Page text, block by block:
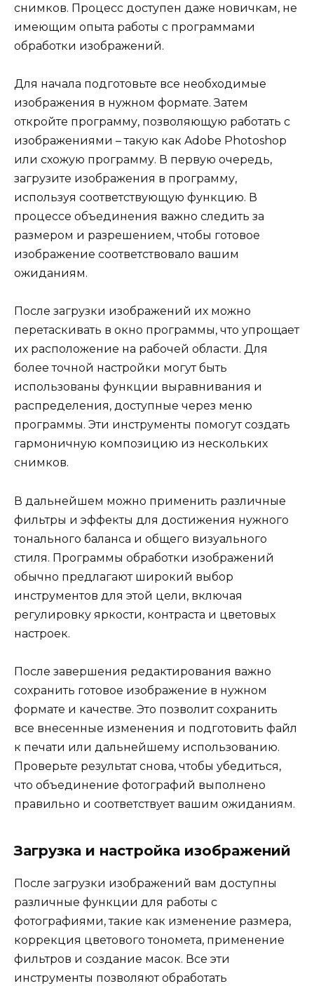
снимков. Процесс доступен даже новичкам, не
имеющим опыта работы с программами
обработки изображений.
Для начала подготовьте все необходимые
изображения в нужном формате. Затем
откройте программу, позволяющую работать с
изображениями – такую как Adobe Photoshop
или схожую программу. В первую очередь,
загрузите изображения в программу,
используя соответствующую функцию. В
процессе объединения важно следить за
размером и разрешением, чтобы готовое
изображение соответствовало вашим
ожиданиям.
После загрузки изображений их можно
перетаскивать в окно программы, что упрощает
их расположение на рабочей области. Для
более точной настройки могут быть
использованы функции выравнивания и
распределения, доступные через меню
программы. Эти инструменты помогут создать
гармоничную композицию из нескольких
снимков.
В дальнейшем можно применить различные
фильтры и эффекты для достижения нужного
тонального баланса и общего визуального
стиля. Программы обработки изображений
обычно предлагают широкий выбор
инструментов для этой цели, включая
регулировку яркости, контраста и цветовых
настроек.
После завершения редактирования важно
сохранить готовое изображение в нужном
формате и качестве. Это позволит сохранить
все внесенные изменения и подготовить файл
к печати или дальнейшему использованию.
Проверьте результат снова, чтобы убедиться,
что объединение фотографий выполнено
правильно и соответствует вашим ожиданиям.
Загрузка и настройка изображений
После загрузки изображений вам доступны
различные функции для работы с
фотографиями, такие как изменение размера,
коррекция цветового тономета, применение
фильтров и создание масок. Все эти
инструменты позволяют обработать